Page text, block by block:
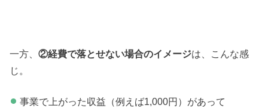
一方、②経費で落とせない場合のイメージは、こんな感
じ。
事業で上がった収益（例えば1,000円）があって